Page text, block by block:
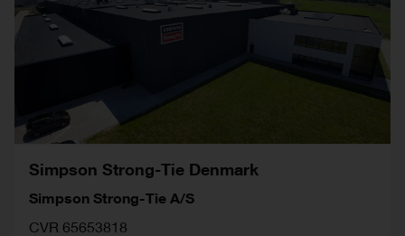
Simpson Strong-Tie Denmark
Simpson Strong-Tie A/S
CVR 65653818